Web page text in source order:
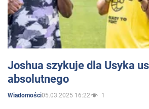
Joshua szykuje dla Usyka
absolutnego
Wiadomości05.03.2025 16:22 1